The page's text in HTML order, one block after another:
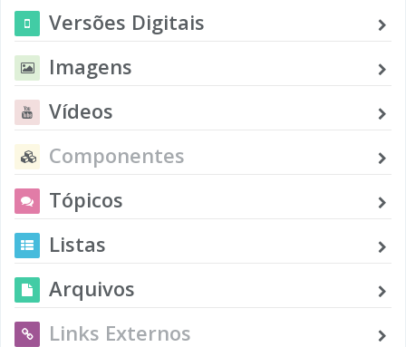
Versões Digitais
Imagens
Vídeos
Componentes
Tópicos
Listas
Arquivos
Links Externos